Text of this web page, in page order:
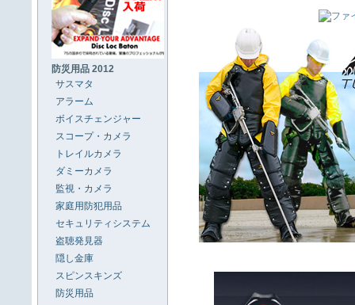
防災用品 2012
サスマタ
アラーム
ボイスチェンジャー
スコープ・カメラ
トレイルカメラ
ダミーカメラ
監視・カメラ
家庭用防犯用品
セキュリティシステム
盗聴発見器
隠し金庫
スピンスキンズ
防災用品